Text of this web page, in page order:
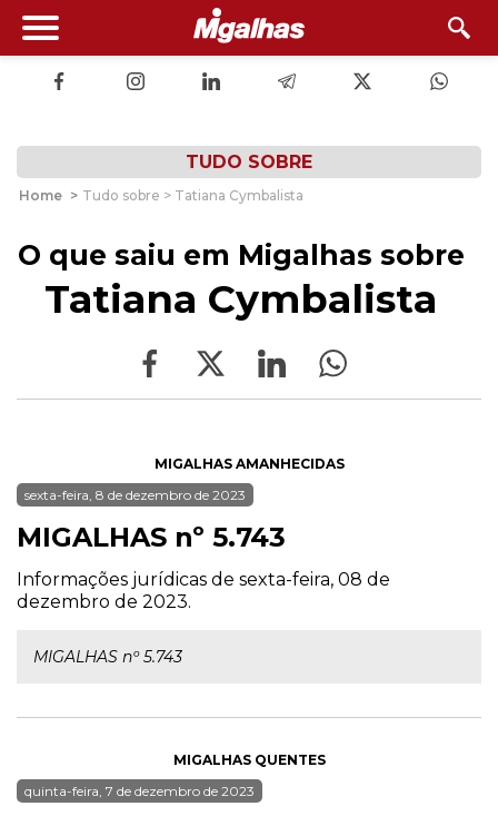
TUDO SOBRE
Home > Tudo sobre > Tatiana Cymbalista
O que saiu em Migalhas sobre
Tatiana Cymbalista
MIGALHAS AMANHECIDAS
sexta-feira, 8 de dezembro de 2023
MIGALHAS nº 5.743
Informações jurídicas de sexta-feira, 08 de
dezembro de 2023.
MIGALHAS nº 5.743
MIGALHAS QUENTES
quinta-feira, 7 de dezembro de 2023